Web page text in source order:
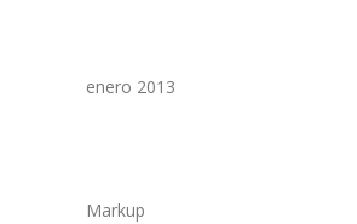
enero 2013
Markup